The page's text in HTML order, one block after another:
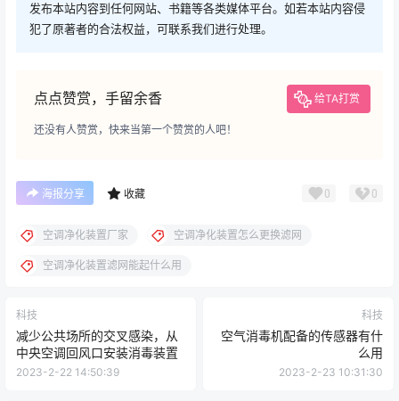
发布本站内容到任何网站、书籍等各类媒体平台。如若本站内容侵
犯了原著者的合法权益，可联系我们进行处理。
点点赞赏，手留余香 给TA打赏
还没有人赞赏，快来当第一个赞赏的人吧！
海报分享 收藏 0 0
空调净化装置厂家 空调净化装置怎么更换滤网
空调净化装置滤网能起什么用
科技
减少公共场所的交叉感染，从
中央空调回风口安装消毒装置
2023-2-22 14:50:39
科技
空气消毒机配备的传感器有什
么用
2023-2-23 10:31:30